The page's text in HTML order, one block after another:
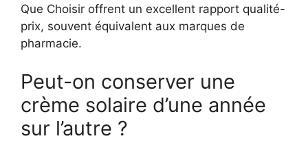
Que Choisir offrent un excellent rapport qualité-
prix, souvent équivalent aux marques de
pharmacie.
Peut-on conserver une
crème solaire d’une année
sur l’autre ?